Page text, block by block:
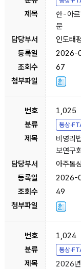
한-아르
문
인도태
2026-
67
1,025
통상
비영리
보연구
아주통
2026-
49
1,024
통상
2026년